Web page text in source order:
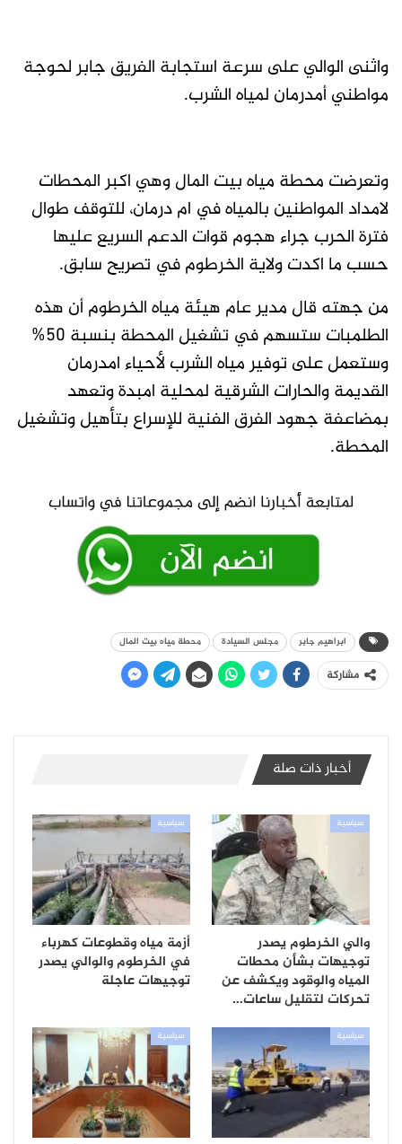
واثنى الوالي على سرعة استجابة الفريق جابر لحوجة
مواطني أمدرمان لمياه الشرب.
وتعرضت محطة مياه بيت المال وهي اكبر المحطات
لامداد المواطنين بالمياه في ام درمان، للتوقف طوال
فترة الحرب جراء هجوم قوات الدعم السريع عليها
حسب ما اكدت ولاية الخرطوم في تصريح سابق.
من جهته قال مدير عام هيئة مياه الخرطوم أن هذه
الطلمبات ستسهم في تشغيل المحطة بنسبة ٥٠%
وستعمل على توفير مياه الشرب لأحياء امدرمان
القديمة والحارات الشرقية لمحلية امبدة وتعهد
بمضاعفة جهود الفرق الفنية للإسراع بتأهيل وتشغيل
المحطة.
ابراهيم جابر مجلس السيادة محطة مياه بيت المال
مشاركة
أخبار ذات صلة
سياسية
والي الخرطوم يصدر
توجيهات بشأن محطات
المياه والوقود ويكشف عن
تحركات لتقليل ساعات…
سياسية
أزمة مياه وقطوعات كهرباء
في الخرطوم والوالي يصدر
توجيهات عاجلة
سياسية سياسية